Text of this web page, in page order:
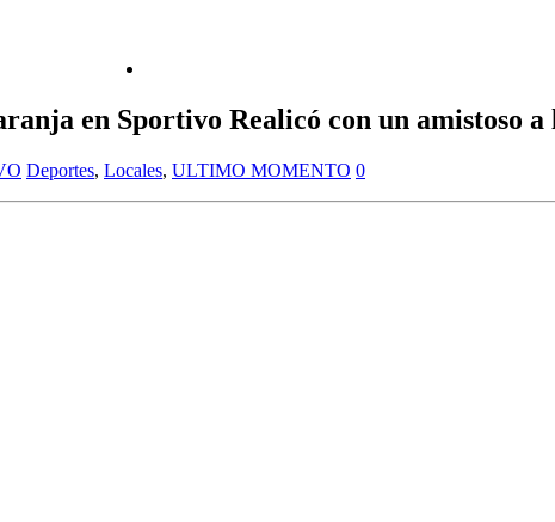
en Sportivo Realicó con un amistoso
Deportes, Locales, ULTIMO MOMENTO 0